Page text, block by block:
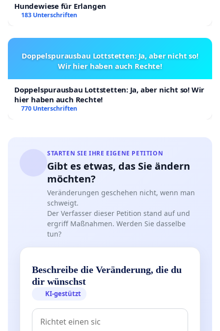
Hundewiese für Erlangen
183 Unterschriften
Doppelspurausbau Lottstetten: Ja, aber nicht so!
Wir hier haben auch Rechte!
Doppelspurausbau Lottstetten: Ja, aber nicht so! Wir
hier haben auch Rechte!
770 Unterschriften
STARTEN SIE IHRE EIGENE PETITION
Gibt es etwas, das Sie ändern
möchten?
Veränderungen geschehen nicht, wenn man
schweigt.
Der Verfasser dieser Petition stand auf und
ergriff Maßnahmen. Werden Sie dasselbe
tun?
Beschreibe die Veränderung, die du
dir wünschst
KI-gestützt